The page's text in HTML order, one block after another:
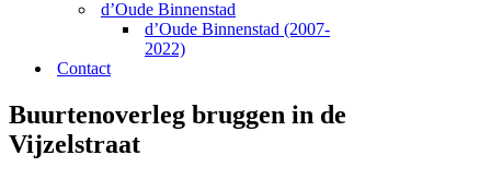
d’Oude Binnenstad
d’Oude Binnenstad (2007-
2022)
Contact
Buurtenoverleg bruggen in de
Vijzelstraat